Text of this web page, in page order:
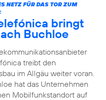
NETZ FÜR DAS TOR ZUM
bringt
Buchloe
treibt den
im Allgäu weiter voran.
hat das Unternehmen
Mobilfunkstandort auf